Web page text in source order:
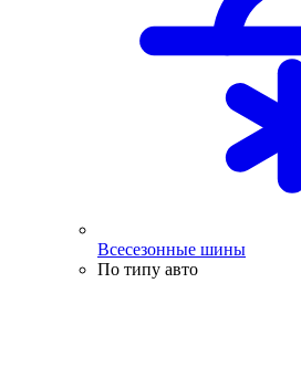
Всесезонные шины
По типу авто